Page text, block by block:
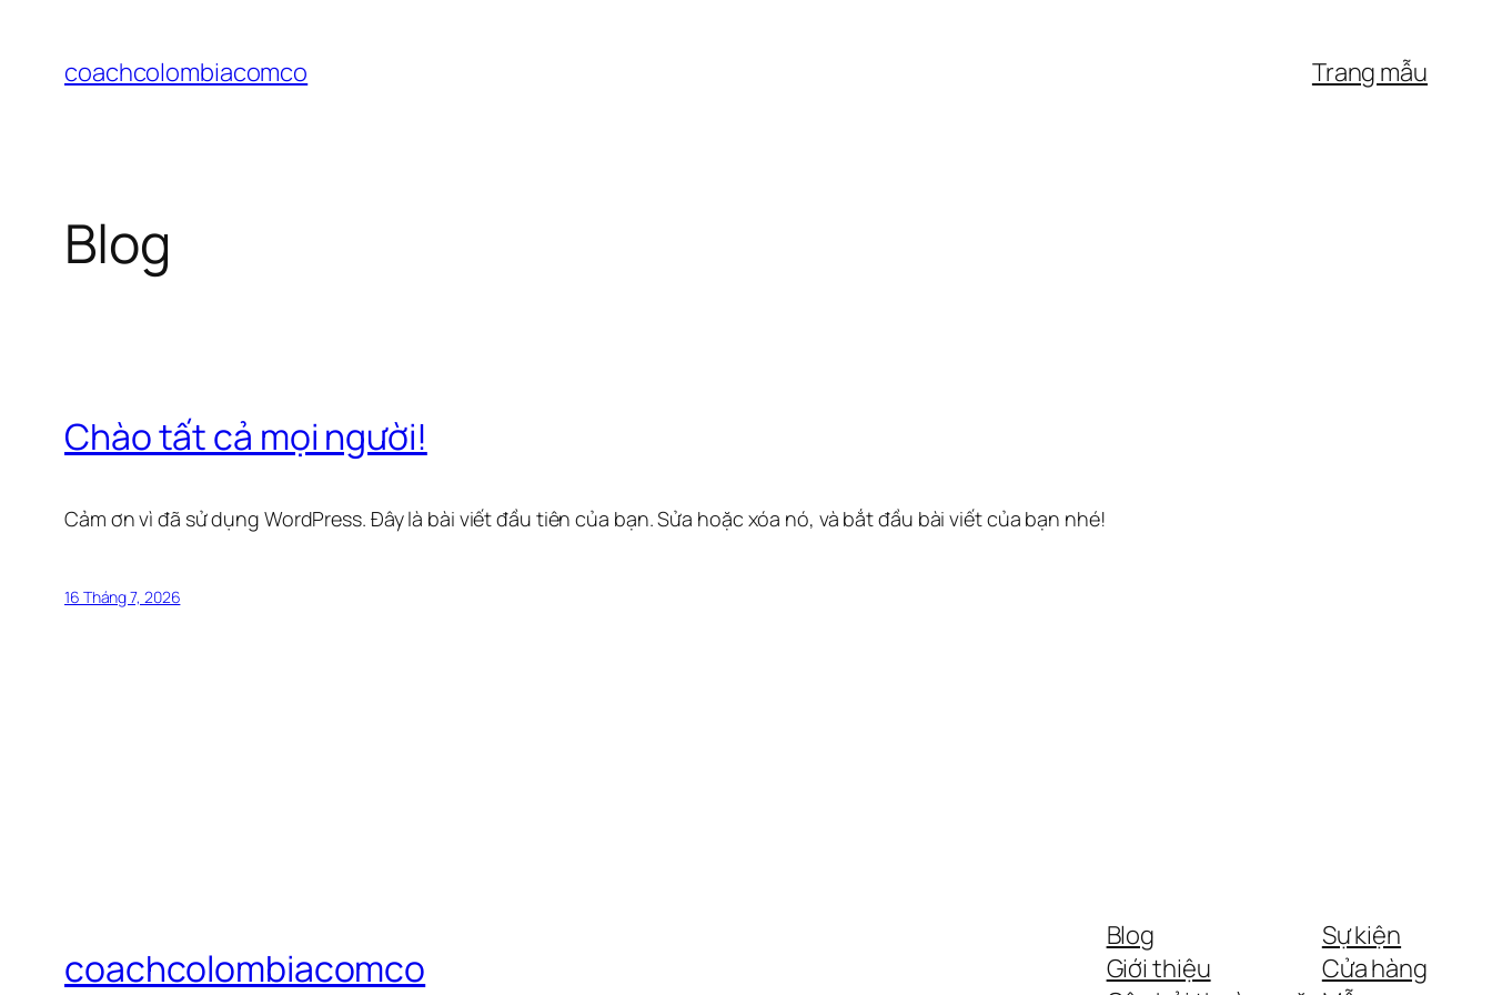
coachcolombiacomco Trang mẫu
Blog
Chào tất cả mọi người!
Cảm ơn vì đã sử dụng WordPress. Đây là bài viết đầu tiên của bạn. Sửa hoặc xóa nó, và bắt đầu bài viết của bạn nhé!
16 Tháng 7, 2026
coachcolombiacomco
Blog
Giới thiệu
Sự kiện
Cửa hàng